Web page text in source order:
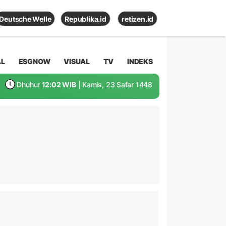
Deutsche Welle Republika.id retizen.id
ESGNOW VISUAL TV INDEKS
Dhuhur 12:02 WIB | Kamis, 23 Safar 1448